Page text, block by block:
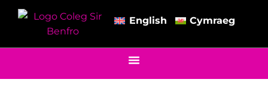
English Cymraeg